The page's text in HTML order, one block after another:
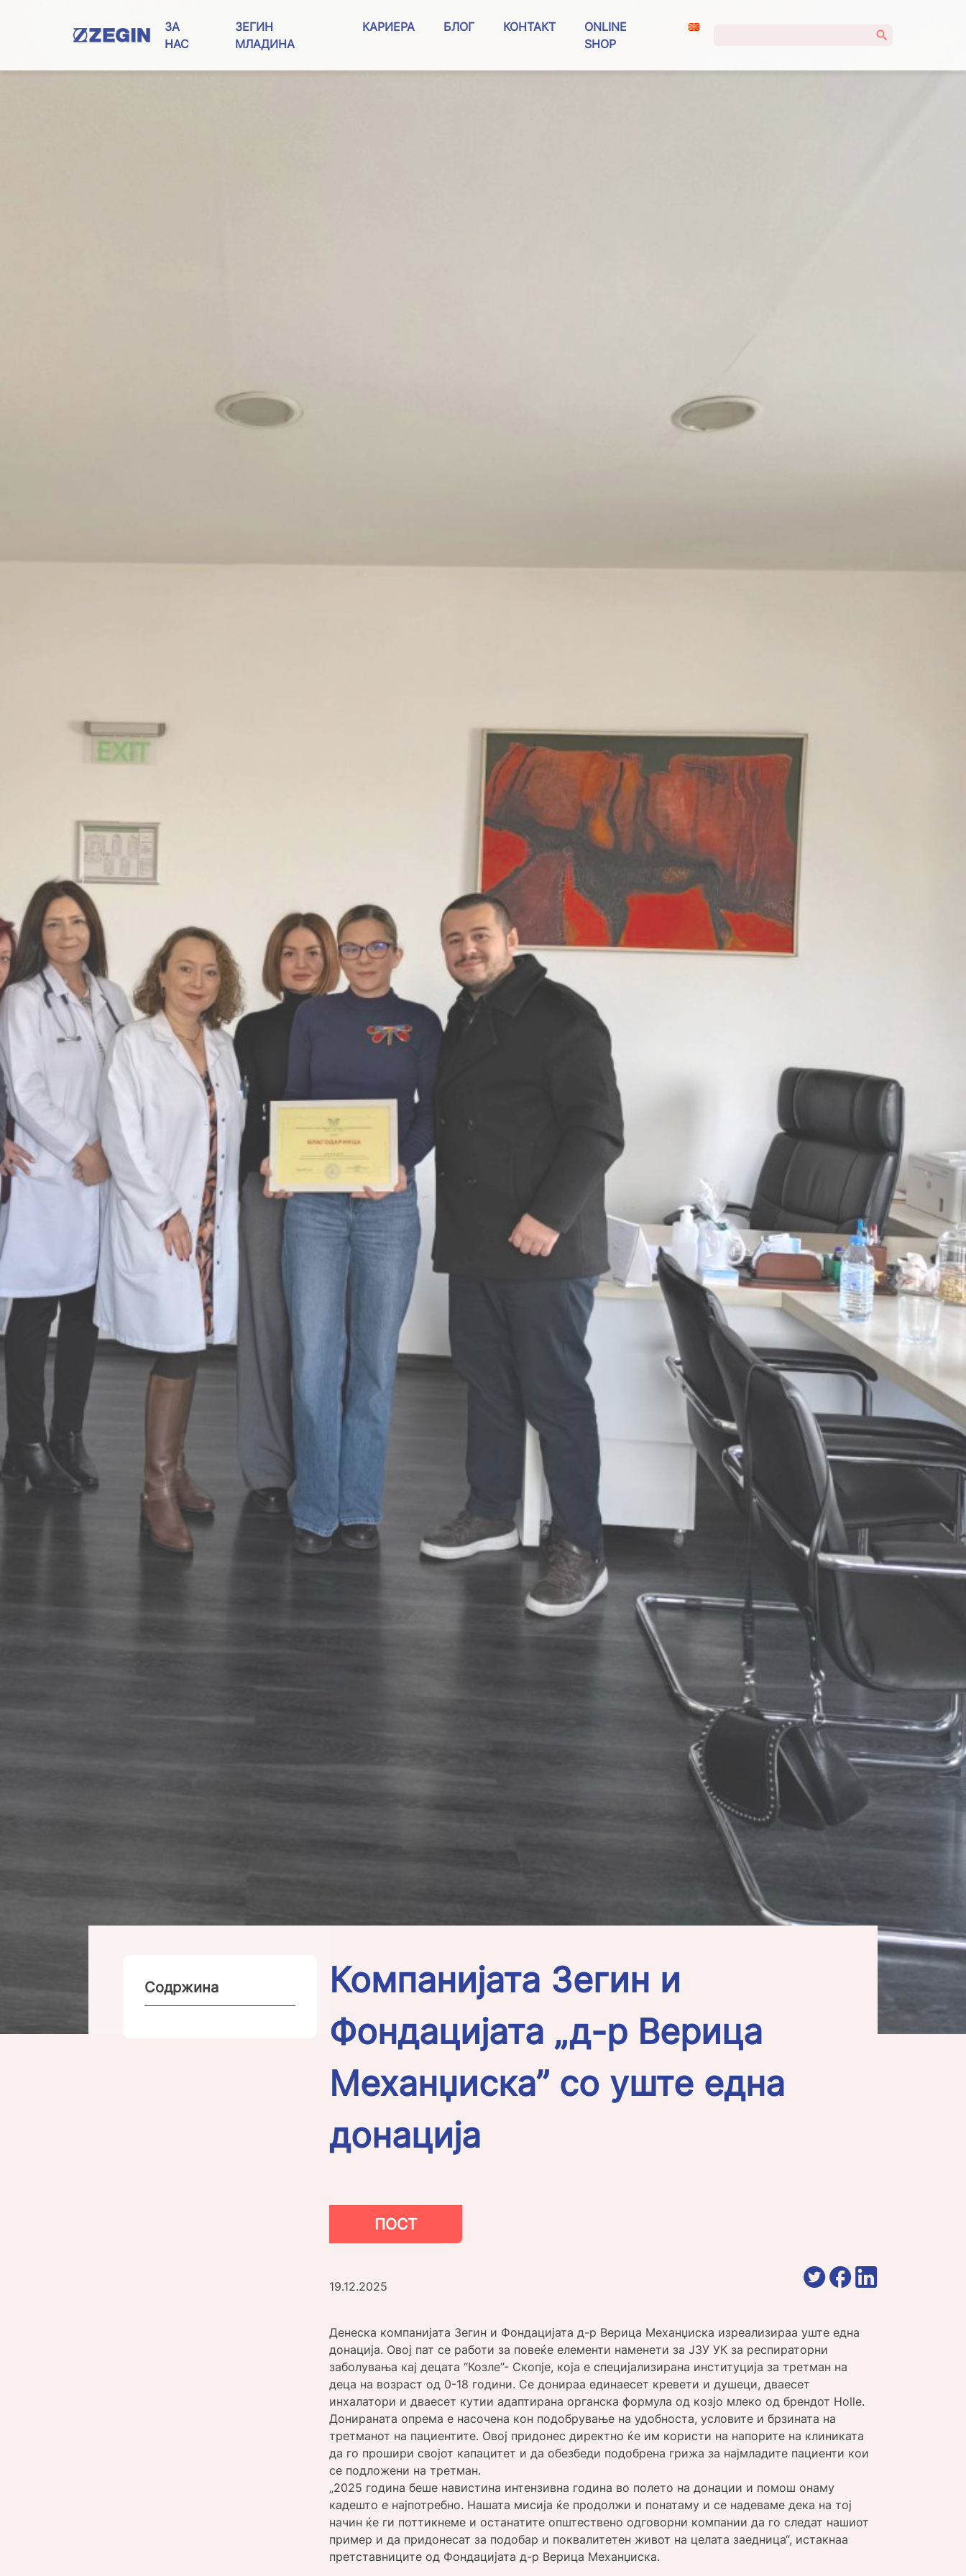
ЗА
НАС
ЗЕГИН
МЛАДИНА
КАРИЕРА БЛОГ КОНТАКТ
ONLINE
SHOP
Содржина
Компанијата Зегин и
Фондацијата „д-р Верица
Механџиска” со уште една
донација
ПОСТ
19.12.2025
Денеска компанијата Зегин и Фондацијата д-р Верица Механџиска изреализираа уште една
донација. Oвој пат се работи за повеќе елементи наменети за ЈЗУ УК за респираторни
заболувања кај децата “Козле”- Скопје, која е специјализирана институција за третман на
деца на возраст од 0-18 години. Се донираа единаесет кревети и душеци, дваесет
инхалатори и дваесет кутии адаптирана органска формула од козјо млеко од брендот Holle.
Донираната опрема е насочена кон подобрување на удобноста, условите и брзината на
третманот на пациентите. Овој придонес директно ќе им користи на напорите на клиниката
да го прошири својот капацитет и да обезбеди подобренa грижа за најмладите пациенти кои
се подложени на третман.
„2025 година беше навистина интензивна година во полето на донации и помош онаму
кадешто е најпотребно. Нашата мисија ќе продолжи и понатаму и се надеваме дека на тој
начин ќе ги поттикнеме и останатите општествено одговорни компании да го следат нашиот
пример и да придонесат за подобар и поквалитетен живот на целата заедница“, истакнаа
претставниците од Фондацијата д-р Верица Механџиска.